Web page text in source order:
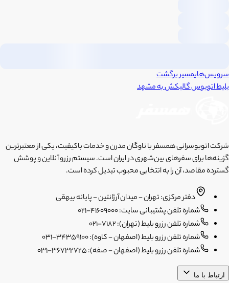
سرویس‌هایمسیر برگشت
بلیط اتوبوسگالیکشبهمشهد
شرکت اتوبوسرانی همسفر با ناوگان مدرن و خدمات باکیفیت، یکی از معتبرترین
گزینه‌ها برای سفرهای بین‌شهری در ایران است. سیستم رزرو آنلاین و پوشش
گسترده مقاصد، آن را به انتخابی محبوب تبدیل کرده است.
دفتر مرکزی: تهران - میدان آرژانتین - پایانه بیهقی
شماره تلفن پشتیبانی سایت: 41609000-021
شماره تلفن رزرو بلیط (تهران): 7182-021
شماره تلفن رزرو بلیط (اصفهان - کاوه): 34359100-031
شماره تلفن رزرو بلیط (اصفهان - صفه): 36732725-031
ارتباط با ما